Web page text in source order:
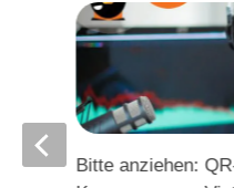
von
Bitte anziehen: